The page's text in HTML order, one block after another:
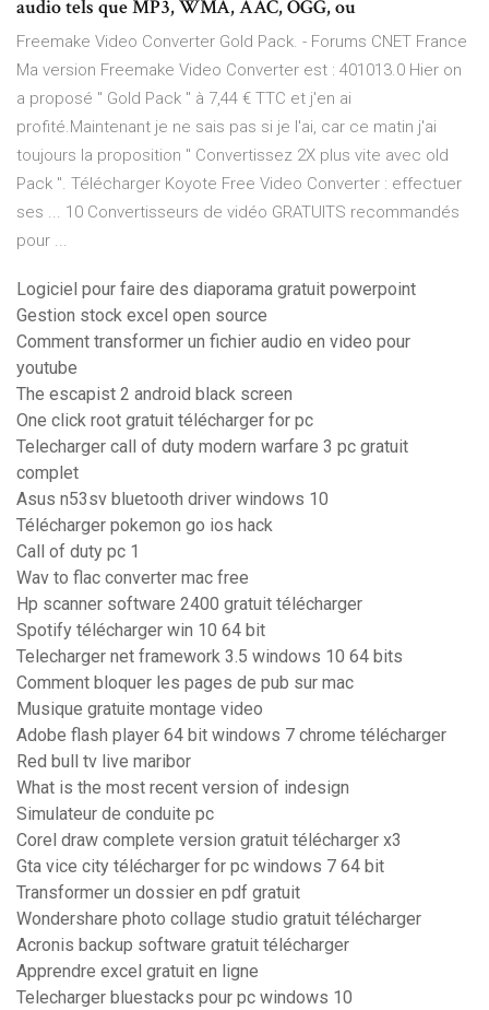
audio tels que MP3, WMA, AAC, OGG, ou
Freemake Video Converter Gold Pack. - Forums CNET France
Ma version Freemake Video Converter est : 401013.0 Hier on
a proposé " Gold Pack " à 7,44 € TTC et j'en ai
profité.Maintenant je ne sais pas si je l'ai, car ce matin j'ai
toujours la proposition " Convertissez 2X plus vite avec old
Pack ". Télécharger Koyote Free Video Converter : effectuer
ses ... 10 Convertisseurs de vidéo GRATUITS recommandés
pour ...
Logiciel pour faire des diaporama gratuit powerpoint
Gestion stock excel open source
Comment transformer un fichier audio en video pour
youtube
The escapist 2 android black screen
One click root gratuit télécharger for pc
Telecharger call of duty modern warfare 3 pc gratuit
complet
Asus n53sv bluetooth driver windows 10
Télécharger pokemon go ios hack
Call of duty pc 1
Wav to flac converter mac free
Hp scanner software 2400 gratuit télécharger
Spotify télécharger win 10 64 bit
Telecharger net framework 3.5 windows 10 64 bits
Comment bloquer les pages de pub sur mac
Musique gratuite montage video
Adobe flash player 64 bit windows 7 chrome télécharger
Red bull tv live maribor
What is the most recent version of indesign
Simulateur de conduite pc
Corel draw complete version gratuit télécharger x3
Gta vice city télécharger for pc windows 7 64 bit
Transformer un dossier en pdf gratuit
Wondershare photo collage studio gratuit télécharger
Acronis backup software gratuit télécharger
Apprendre excel gratuit en ligne
Telecharger bluestacks pour pc windows 10